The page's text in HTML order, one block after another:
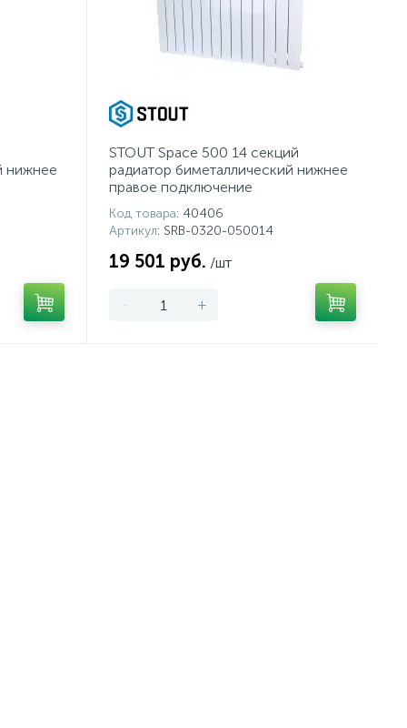
нижнее
STOUT Space 500 14 секций
радиатор биметаллический нижнее
правое подключение
Код товара: 40406
Артикул: SRB-0320-050014
19 501 руб. /шт
- +